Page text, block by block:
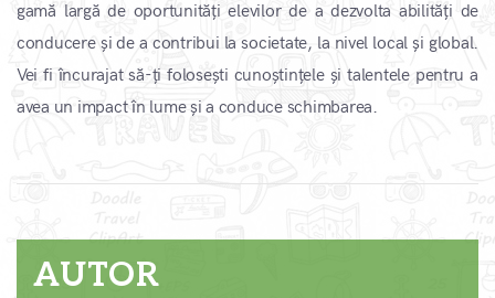
gamă largă de oportunități elevilor de a dezvolta abilități de
conducere și de a contribui la societate, la nivel local și global.
Vei fi încurajat să-ți folosești cunoștințele și talentele pentru a
avea un impact în lume și a conduce schimbarea.
AUTOR